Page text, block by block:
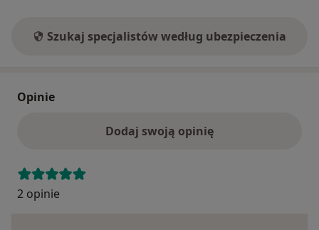
Szukaj specjalistów według ubezpieczenia
Opinie
Dodaj swoją opinię
2 opinie